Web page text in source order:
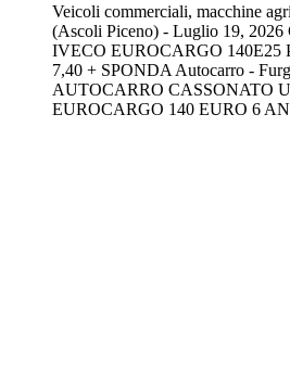
Veicoli commerciali, macchine
(Ascoli Piceno) - Luglio 19, 2026
IVECO EUROCARGO 140E25
7,40 + SPONDA Autocarro -
AUTOCARRO CASSONATO
EUROCARGO 140 EURO 6